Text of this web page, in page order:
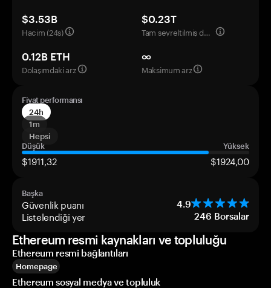
$3.53B
Hacim (24s)
$0.23T
Tam seyreltilmiş değerleme
0.12B ETH
Dolaşımdaki arz
∞
Maksimum arz
Fiyat performansı
24h
1m
Hepsi
Düşük
Yüksek
$1911,32 $1924,00
Başka
Güvenlik puanı 4.9
Listelendiği yer 246 Borsalar
Ethereum resmi kaynakları ve topluluğu
Ethereum resmi bağlantıları
Homepage
Ethereum sosyal medya ve topluluk